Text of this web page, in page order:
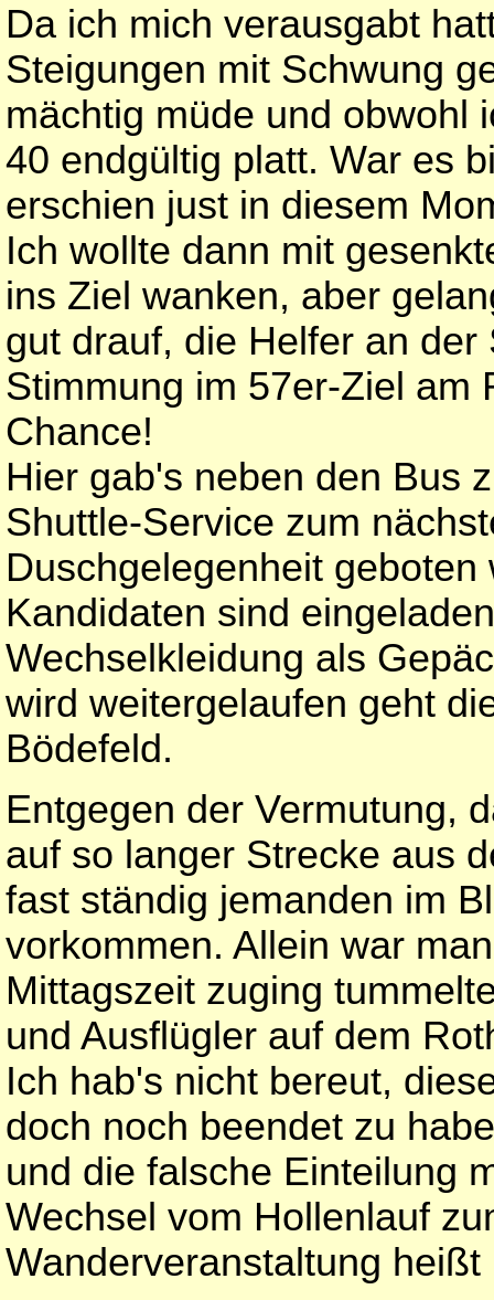
Da ich mich verausgabt
Steigungen mit Schwung
mächtig müde und obwohl
40 endgültig platt. War es
erschien just in diesem
Ich wollte dann mit
ins Ziel wanken, aber
gut drauf, die Helfer an
Stimmung im 57er-Ziel am
Chance!
Hier gab's neben den Bus
Shuttle-Service zum
Duschgelegenheit
Kandidaten sind
Wechselkleidung als
wird weitergelaufen geht
Bödefeld.
Entgegen der Vermutung,
auf so langer Strecke aus
fast ständig jemanden im
vorkommen. Allein war
Mittagszeit zuging
und Ausflügler auf dem
Ich hab's nicht bereut,
doch noch beendet zu
und die falsche Einteilung
Wechsel vom Hollenlauf
Wanderveranstaltung heißt